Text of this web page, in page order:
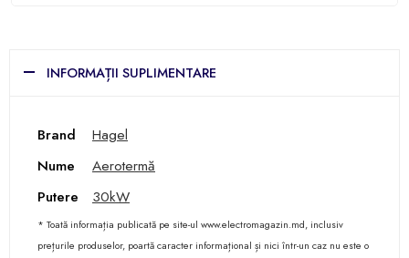
INFORMAȚII SUPLIMENTARE
Brand
Hagel
Nume
Aerotermă
Putere
30kW
* Toată informația publicată pe site-ul www.electromagazin.md, inclusiv
prețurile produselor, poartă caracter informațional și nici într-un caz nu este o